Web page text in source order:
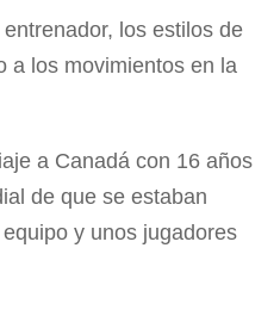
los estilos de
a los movimientos en la
a Canadá con 16 años
de que se estaban
y unos jugadores